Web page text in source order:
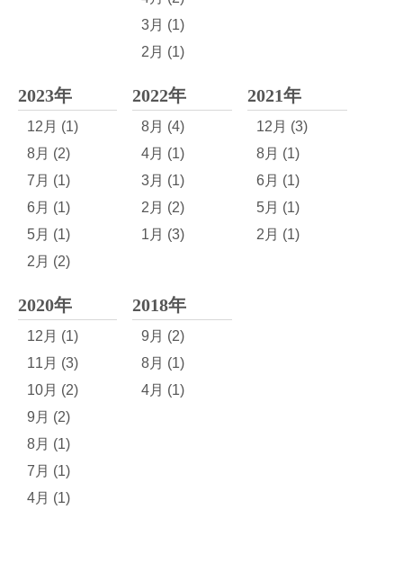
3月 (1)
2月 (1)
2023年
12月 (1)
8月 (2)
7月 (1)
6月 (1)
5月 (1)
2月 (2)
2022年
8月 (4)
4月 (1)
3月 (1)
2月 (2)
1月 (3)
2021年
12月 (3)
8月 (1)
6月 (1)
5月 (1)
2月 (1)
2020年
12月 (1)
11月 (3)
10月 (2)
9月 (2)
8月 (1)
7月 (1)
4月 (1)
2018年
9月 (2)
8月 (1)
4月 (1)